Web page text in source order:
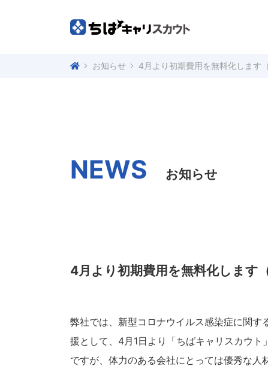
お知らせ 4月より初期費用を無料化します
NEWS お知らせ
4月より初期費用を無料化します
弊社では、新型コロナウイルス感染症に関
援として、4月1日より「ちばキャリスカウ
ですが、体力のある会社にとっては優秀な